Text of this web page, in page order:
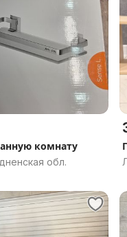
комнату
обл.